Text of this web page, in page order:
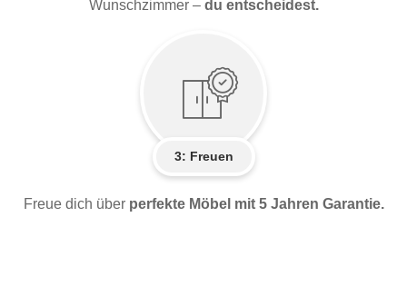
Wunschzimmer – du entscheidest.
3: Freuen
Freue dich über perfekte Möbel mit 5 Jahren Garantie.